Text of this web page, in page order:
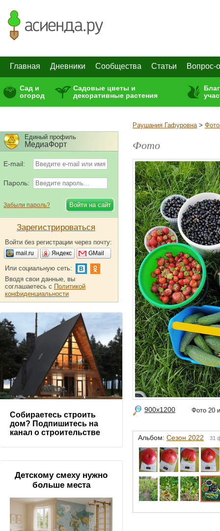
Главная Дневники Сообщества Статьи Вопрос-
Сад и
огород
Садовые цветы и
декоративные растения
Раушания Гафуровна>
Фото
900x1200 Фото
Альбом: Сезон 2022 31
Единый профиль
МедиаФорт
E-mail:
Пароль:
Забыли пароль?
Зарегистрироваться
Войти без регистрации через почту:
mail.ru Яндекс GMail
Или социальную сеть:
Вводя свои данные, вы
соглашаетесь с Политикой
конфиденциальности
Собираетесь строить
дом? Подпишитесь на
канал о строительстве
Детскому смеху нужно
больше места